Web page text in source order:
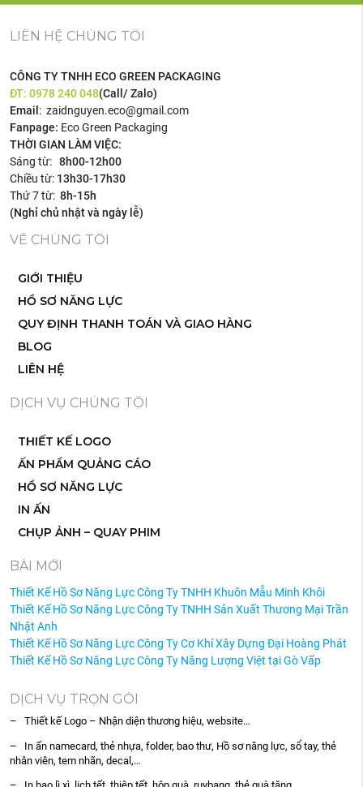
LIÊN HỆ CHÚNG TÔI
CÔNG TY TNHH ECO GREEN PACKAGING
ĐT:0978 240 048(Call/ Zalo)
Email : zaidnguyen.eco@gmail.com
Fanpage: Eco Green Packaging
THỜI GIAN LÀM VIỆC:
Sáng từ:8h00-12h00
Chiều từ: 13h30-17h30
Thứ 7 từ:8h-15h
(Nghỉ chủ nhật và ngày lễ)
VỀ CHÚNG TÔI
GIỚI THIỆU
HỒ SƠ NĂNG LỰC
QUY ĐỊNH THANH TOÁN VÀ GIAO HÀNG
BLOG
LIÊN HỆ
DỊCH VỤ CHÚNG TÔI
THIẾT KẾ LOGO
ẤN PHẨM QUẢNG CÁO
HỒ SƠ NĂNG LỰC
IN ẤN
CHỤP ẢNH – QUAY PHIM
BÀI MỚI
Thiết Kế Hồ Sơ Năng Lực Công Ty TNHH Khuôn Mẫu Minh Khôi
Thiết Kế Hồ Sơ Năng Lực Công Ty TNHH Sản Xuất Thương Mại Trần
Nhật Anh
Thiết Kế Hồ Sơ Năng Lực Công Ty Cơ Khí Xây Dựng Đại Hoàng Phát
Thiết Kế Hồ Sơ Năng Lực Công Ty Năng Lượng Việt tại Gò Vấp
DỊCH VỤ TRỌN GÓI
– Thiết kế Logo – Nhận diện thương hiệu, website…
– In ấn namecard, thẻ nhựa, folder, bao thư, Hồ sơ năng lực, sổ tay, thẻ
nhân viên, tem nhãn, decal,…